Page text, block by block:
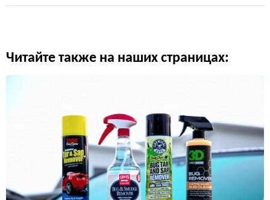
Читайте также на наших страницах: